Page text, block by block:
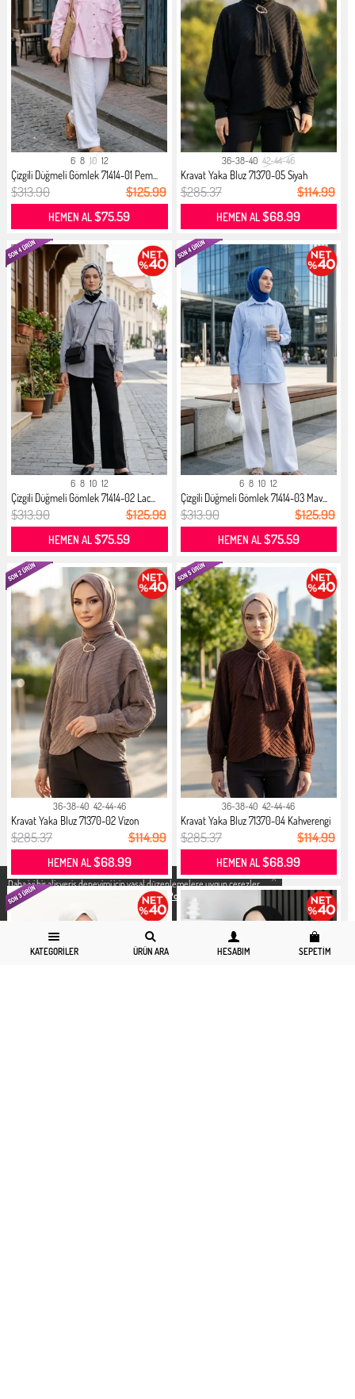
X
Daha iyi bir alisveris deneyimi icin yasal düzenlemelere uygun çerezler
kullanıyoruz. Detaylı bilgiye
Gizlilik ve Çerez Politikası
erişebilirsiniz.
KATEGORILER ÜRÜN ARA HESABIM SEPETIM
6 8 10 12
Çizgili Düğmeli Gömlek 71414-01 Pem...
$313.90 $125.99
HEMEN AL$75.59
36-38-40 42-44-46
Kravat Yaka Bluz 71370-05 Siyah
$285.37 $114.99
HEMEN AL$68.99
6 8 10 12
Çizgili Düğmeli Gömlek 71414-02 Lac...
$313.90 $125.99
HEMEN AL$75.59
6 8 10 12
Çizgili Düğmeli Gömlek 71414-03 Mav...
$313.90 $125.99
HEMEN AL$75.59
36-38-40 42-44-46
Kravat Yaka Bluz 71370-02 Vizon
$285.37 $114.99
HEMEN AL$68.99
36-38-40 42-44-46
Kravat Yaka Bluz 71370-04 Kahverengi
$285.37 $114.99
HEMEN AL$68.99